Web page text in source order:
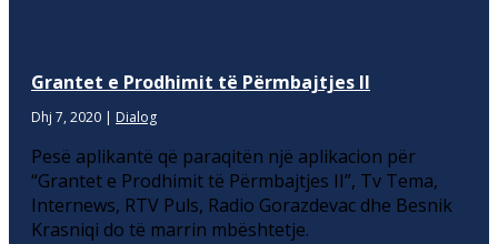
Grantet e Prodhimit të Përmbajtjes II
Dhj 7, 2020 | Dialog
Pesë aplikantë që paraqitën një aplikacion për
“Grantet e Prodhimit të Përmbajtjes II”, Tv Tema,
Internews, RTV Puls, Radio Gorazdevac dhe Besnik
Krasniqi do të marrin mbështetje.